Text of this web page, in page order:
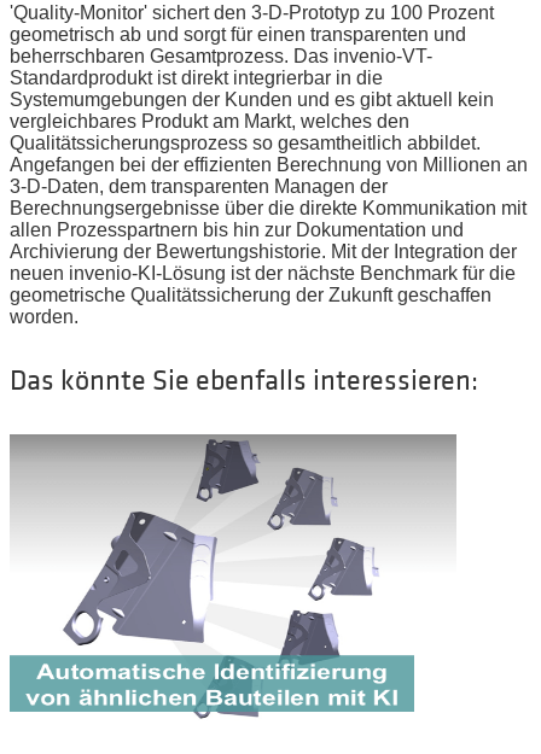
'Quality-Monitor' sichert den 3-D-Prototyp zu 100 Prozent
geometrisch ab und sorgt für einen transparenten und
beherrschbaren Gesamtprozess. Das invenio-VT-
Standardprodukt ist direkt integrierbar in die
Systemumgebungen der Kunden und es gibt aktuell kein
vergleichbares Produkt am Markt, welches den
Qualitätssicherungsprozess so gesamtheitlich abbildet.
Angefangen bei der effizienten Berechnung von Millionen an
3-D-Daten, dem transparenten Managen der
Berechnungsergebnisse über die direkte Kommunikation mit
allen Prozesspartnern bis hin zur Dokumentation und
Archivierung der Bewertungshistorie. Mit der Integration der
neuen invenio-KI-Lösung ist der nächste Benchmark für die
geometrische Qualitätssicherung der Zukunft geschaffen
worden.
Das könnte Sie ebenfalls interessieren: